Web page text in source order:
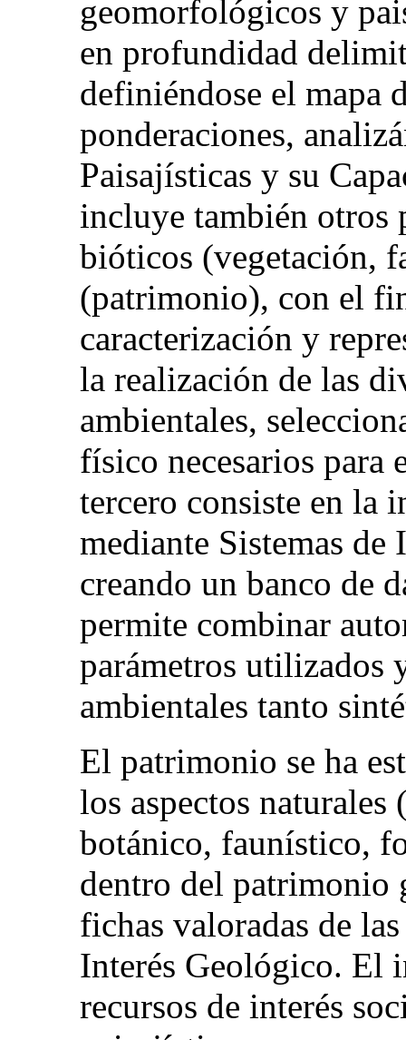
geomorfológicos y
en profundidad
definiéndose el mapa
ponderaciones,
Paisajísticas y su
incluye también otros
bióticos (vegetación,
(patrimonio), con el
caracterización y
la realización de las
ambientales,
físico necesarios para
tercero consiste en la
mediante Sistemas
creando un banco de
permite combinar
parámetros utilizados
ambientales tanto
El patrimonio se ha
los aspectos
botánico, faunístico,
dentro del patrimonio
fichas valoradas de
Interés Geológico. El
recursos de interés